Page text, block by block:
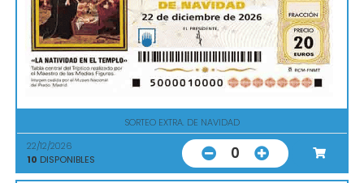
SORTEO EXTRA. DE NAVIDAD
22/12/2026
10 DISPONIBLES 0